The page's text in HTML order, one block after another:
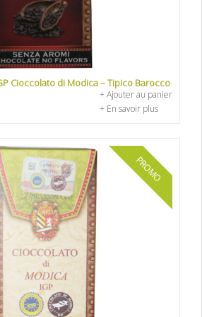
Cioccolato di Modica – Tipico Barocco
+ Ajouter au panier
+ En savoir plus
PROMO